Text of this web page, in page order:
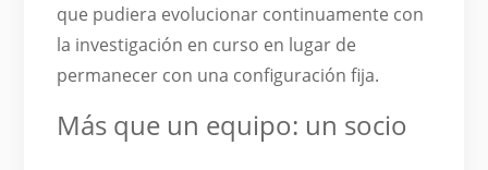
que pudiera evolucionar continuamente con
la investigación en curso en lugar de
permanecer con una configuración fija.
Más que un equipo: un socio